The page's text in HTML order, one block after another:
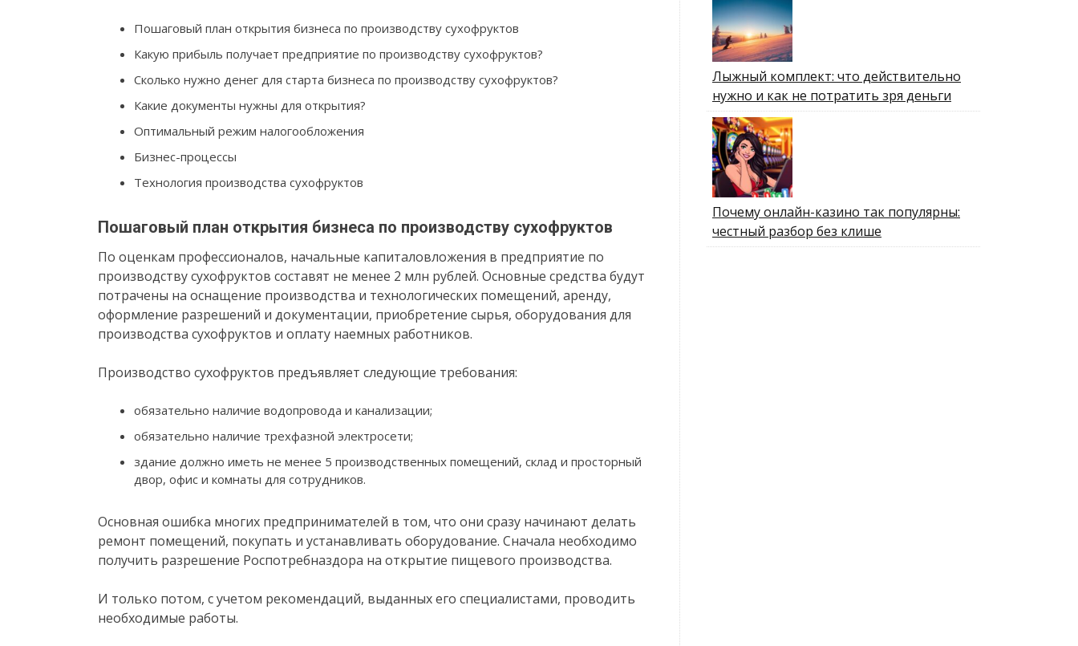
Пошаговый план открытия бизнеса по производству сухофруктов
Какую прибыль получает предприятие по производству сухофруктов?
Сколько нужно денег для старта бизнеса по производству сухофруктов?
Какие документы нужны для открытия?
Оптимальный режим налогообложения
Бизнес-процессы
Технология производства сухофруктов
Пошаговый план открытия бизнеса по производству сухофруктов
По оценкам профессионалов, начальные капиталовложения в предприятие по
производству сухофруктов составят не менее 2 млн рублей. Основные средства будут
потрачены на оснащение производства и технологических помещений, аренду,
оформление разрешений и документации, приобретение сырья, оборудования для
производства сухофруктов и оплату наемных работников.
Производство сухофруктов предъявляет следующие требования:
обязательно наличие водопровода и канализации;
обязательно наличие трехфазной электросети;
здание должно иметь не менее 5 производственных помещений, склад и просторный
двор, офис и комнаты для сотрудников.
Основная ошибка многих предпринимателей в том, что они сразу начинают делать
ремонт помещений, покупать и устанавливать оборудование. Сначала необходимо
получить разрешение Роспотребназдора на открытие пищевого производства.
И только потом, с учетом рекомендаций, выданных его специалистами, проводить
необходимые работы.
Лыжный комплект: что действительно
нужно и как не потратить зря деньги
Почему онлайн-казино так популярны:
честный разбор без клише